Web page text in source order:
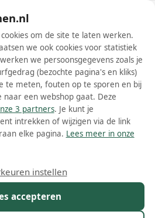
Wis filters Alle filters
Kleur Prijs
om de site te laten werken.
we ook cookies voor statistiek
we persoonsgegevens zoals je
(bezochte pagina's en kliks)
te meten, fouten op te sporen en bij
een webshop gaat. Deze
3 partners. Je kunt je
intrekken of wijzigen via de link
elke pagina. Lees meer in onze
accepteren
instellen